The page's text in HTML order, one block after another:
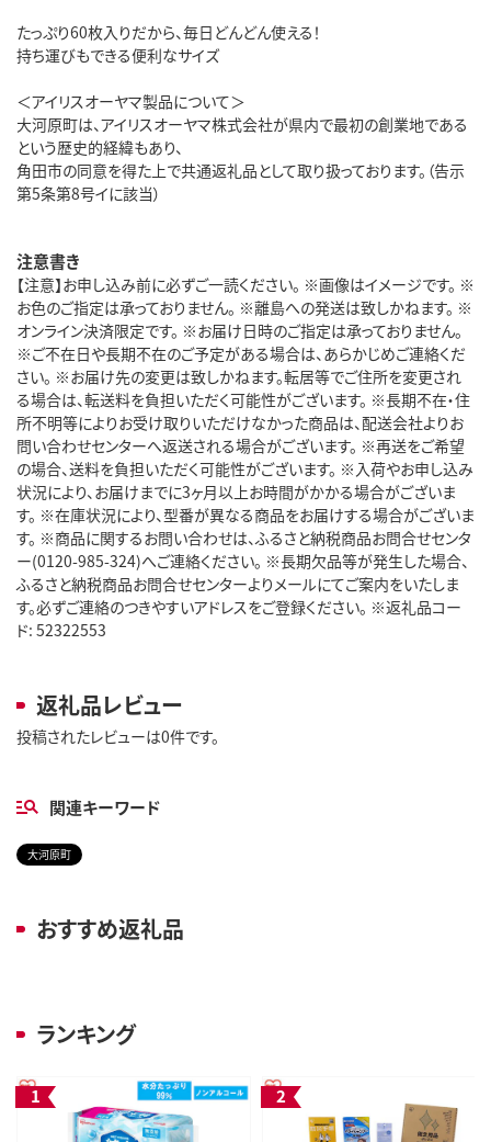
たっぷり60枚入りだから、毎日どんどん使える！
持ち運びもできる便利なサイズ
＜アイリスオーヤマ製品について＞
大河原町は、アイリスオーヤマ株式会社が県内で最初の創業地である
という歴史的経緯もあり、
角田市の同意を得た上で共通返礼品として取り扱っております。（告示
第5条第8号イに該当）
注意書き
【注意】お申し込み前に必ずご一読ください。 ※画像はイメージです。 ※
お色のご指定は承っておりません。 ※離島への発送は致しかねます。 ※
オンライン決済限定です。 ※お届け日時のご指定は承っておりません。
※ご不在日や長期不在のご予定がある場合は、あらかじめご連絡くだ
さい。 ※お届け先の変更は致しかねます。転居等でご住所を変更され
る場合は、転送料を負担いただく可能性がございます。 ※長期不在・住
所不明等によりお受け取りいただけなかった商品は、配送会社よりお
問い合わせセンターへ返送される場合がございます。 ※再送をご希望
の場合、送料を負担いただく可能性がございます。 ※入荷やお申し込み
状況により、お届けまでに3ヶ月以上お時間がかかる場合がございま
す。 ※在庫状況により、型番が異なる商品をお届けする場合がございま
す。 ※商品に関するお問い合わせは、ふるさと納税商品お問合せセンタ
ー(0120-985-324)へご連絡ください。 ※長期欠品等が発生した場合、
ふるさと納税商品お問合せセンターよりメールにてご案内をいたしま
す。必ずご連絡のつきやすいアドレスをご登録ください。 ※返礼品コー
ド: 52322553
返礼品レビュー
投稿されたレビューは0件です。
関連キーワード
大河原町
おすすめ返礼品
ランキング